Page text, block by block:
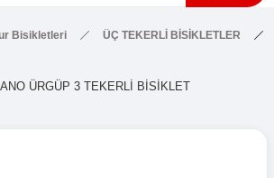
Bisikletleri ÜÇ TEKERLİ BİSİKLETLER